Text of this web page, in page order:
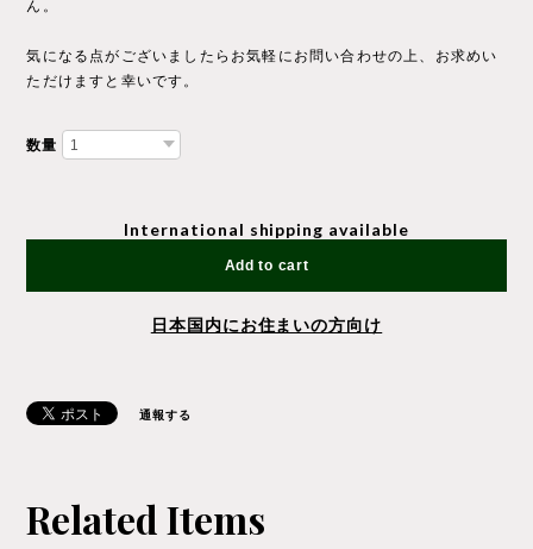
ん。
気になる点がございましたらお気軽にお問い合わせの上、お求めい
ただけますと幸いです。
数量
International shipping available
Add to cart
日本国内にお住まいの方向け
通報する
Related Items